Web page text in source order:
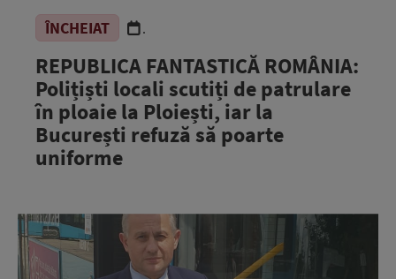
ÎNCHEIAT .
REPUBLICA FANTASTICĂ ROMÂNIA:
Polițiști locali scutiți de patrulare
în ploaie la Ploiești, iar la
București refuză să poarte
uniforme